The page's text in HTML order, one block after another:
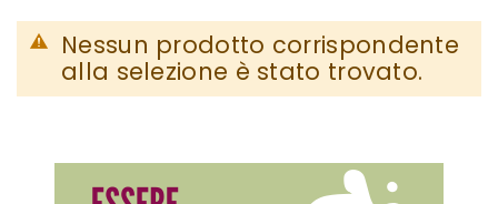
Nessun prodotto corrispondente
alla selezione è stato trovato.